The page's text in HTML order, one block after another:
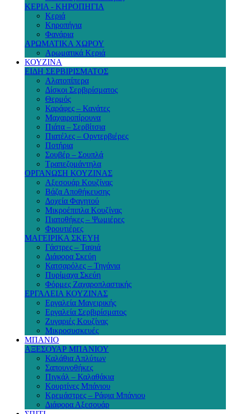
ΚΕΡΙΑ - ΚΗΡΟΠΗΓΙΑ
Κεριά
Κηροπήγια
Φανάρια
ΑΡΩΜΑΤΙΚΑ ΧΩΡΟΥ
Αρωματικά Κεριά
ΚΟΥΖΙΝΑ
ΕΙΔΗ ΣΕΡΒΙΡΙΣΜΑΤΟΣ
Αλατοπίπερα
Δίσκοι Σερβιρίσματος
Θερμός
Καράφες – Κανάτες
Μαχαιροπίρουνα
Πιάτα – Σερβίτσια
Πιατέλες – Ορντερβιέρες
Ποτήρια
Σουβέρ – Σουπλά
Τραπεζομάντηλα
ΟΡΓΑΝΩΣΗ ΚΟΥΖΙΝΑΣ
Αξεσουάρ Κουζίνας
Βάζα Αποθήκευσης
Δοχεία Φαγητού
Μικροέπιπλα Κουζίνας
Πιατοθήκες – Ψωμιέρες
Φρουτιέρες
ΜΑΓΕΙΡΙΚΑ ΣΚΕΥΗ
Γάστρες – Ταψιά
Διάφορα Σκεύη
Κατσαρόλες – Τηγάνια
Πυρίμαχα Σκεύη
Φόρμες Ζαχαροπλαστικής
ΕΡΓΑΛΕΙΑ ΚΟΥΖΙΝΑΣ
Εργαλεία Μαγειρικής
Εργαλεία Σερβιρίσματος
Ζυγαριές Κουζίνας
Μικροσυσκευές
ΜΠΑΝΙΟ
ΑΞΕΣΟΥΑΡ ΜΠΑΝΙΟΥ
Καλάθια Απλύτων
Σαπουνοθήκες
Πιγκάλ – Καλαθάκια
Κουρτίνες Μπάνιου
Κρεμάστρες – Ράφια Μπάνιου
Διάφορα Αξεσουάρ